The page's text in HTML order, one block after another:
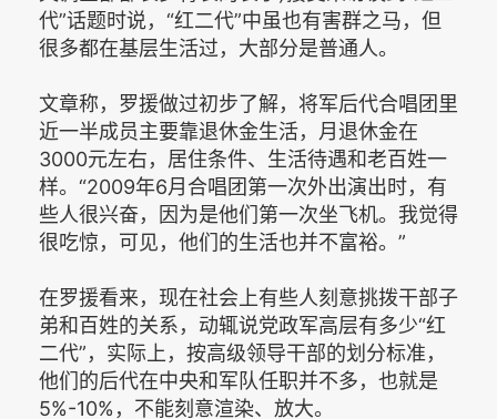
代”话题时说，“红二代”中虽也有害群之马，但
很多都在基层生活过，大部分是普通人。
文章称，罗援做过初步了解，将军后代合唱团里
近一半成员主要靠退休金生活，月退休金在
3000元左右，居住条件、生活待遇和老百姓一
样。“2009年6月合唱团第一次外出演出时，有
些人很兴奋，因为是他们第一次坐飞机。我觉得
很吃惊，可见，他们的生活也并不富裕。”
在罗援看来，现在社会上有些人刻意挑拨干部子
弟和百姓的关系，动辄说党政军高层有多少“红
二代”，实际上，按高级领导干部的划分标准，
他们的后代在中央和军队任职并不多，也就是
5%-10%，不能刻意渲染、放大。